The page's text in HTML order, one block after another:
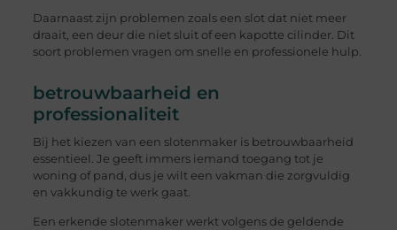
Daarnaast zijn problemen zoals een slot dat niet meer
draait, een deur die niet sluit of een kapotte cilinder. Dit
soort problemen vragen om snelle en professionele hulp.
betrouwbaarheid en
professionaliteit
Bij het kiezen van een slotenmaker is betrouwbaarheid
essentieel. Je geeft immers iemand toegang tot je
woning of pand, dus je wilt een vakman die zorgvuldig
en vakkundig te werk gaat.
Een erkende slotenmaker werkt volgens de geldende